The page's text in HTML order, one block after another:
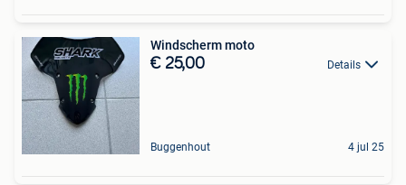
Windscherm moto
€ 25,00 Details
Buggenhout 4 jul 25